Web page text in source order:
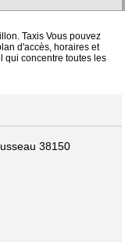
Taxis Vous pouvez
d'accès, horaires et
qui concentre toutes les
38150